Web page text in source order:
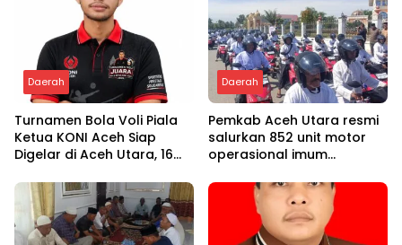
Daerah
Turnamen Bola Voli Piala
Ketua KONI Aceh Siap
Digelar di Aceh Utara, 16
Ambil Bagian
Daerah
Pemkab Aceh Utara resmi
salurkan 852 unit motor
operasional imum